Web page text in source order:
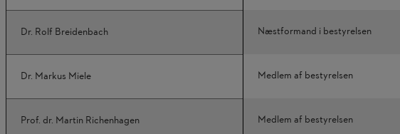
Dr. Rolf Breidenbach Næstformand i bestyrelsen
Dr. Markus Miele Medlem af bestyrelsen
Prof. dr. Martin Richenhagen Medlem af bestyrelsen